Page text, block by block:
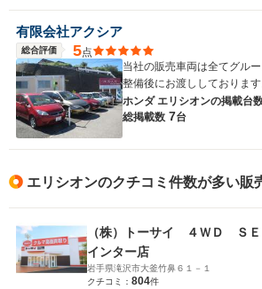
有限会社アクシア
総合評価 5点
当社の販売車両は全てグル
整備後にお渡ししております
ホンダ エリシオンの掲載台
総掲載数 7台
エリシオンのクチコミ件数が多い販
（株）トーサイ ４ＷＤ Ｓ
インター店
岩手県滝沢市大釜竹鼻６１－１
クチコミ： 804件